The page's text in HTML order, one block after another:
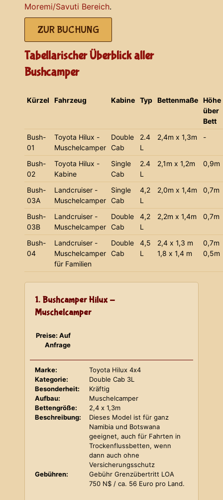
Moremi/Savuti Bereich.
ZUR BUCHUNG
Tabellarischer Überblick aller
Bushcamper
Kürzel Fahrzeug Kabine Typ Bettenmaße Höhe
über
Bett
Bush-
01
Toyota Hilux -
Muschelcamper
Double
Cab
2.4
L
2,4m x 1,3m -
Bush-
02
Toyota Hilux -
Kabine
Single
Cab
2.4
L
2,1m x 1,2m 0,9m
Bush-
03A
Landcruiser -
Muschelcamper
Single
Cab
4,2
L
2,0m x 1,4m 0,7m
Bush-
03B
Landcruiser -
Muschelcamper
Double
Cab
4,2
L
2,2m x 1,4m 0,7m
Bush-
04
Landcruiser -
Muschelcamper
für Familien
Double
Cab
4,5
L
2,4 x 1,3 m
1,8 x 1,4 m
0,7m
0,5m
1. Bushcamper Hilux -
Muschelcamper
Preise: Auf
Anfrage
Marke:
Toyota Hilux 4x4
Kategorie:
Double Cab 3L
Besonderheit:
Kräftig
Aufbau:
Muschelcamper
Bettengröße:
2,4 x 1,3m
Beschreibung:
Dieses Model ist für ganz
Namibia und Botswana
geeignet, auch für Fahrten in
Trockenflussbetten, wenn
dann auch ohne
Versicherungsschutz
Gebühren:
Gebühr Grenzübertritt LOA
750 N$ / ca. 56 Euro pro Land.